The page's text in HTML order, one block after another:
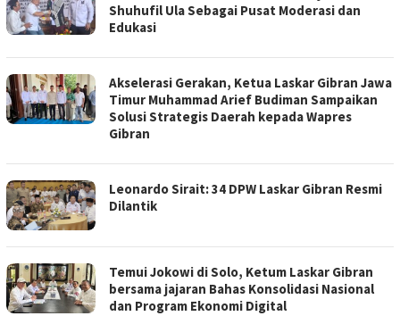
Shuhufil Ula Sebagai Pusat Moderasi dan
Edukasi
Akselerasi Gerakan, Ketua Laskar Gibran Jawa
Timur Muhammad Arief Budiman Sampaikan
Solusi Strategis Daerah kepada Wapres
Gibran
Leonardo Sirait: 34 DPW Laskar Gibran Resmi
Dilantik
Temui Jokowi di Solo, Ketum Laskar Gibran
bersama jajaran Bahas Konsolidasi Nasional
dan Program Ekonomi Digital